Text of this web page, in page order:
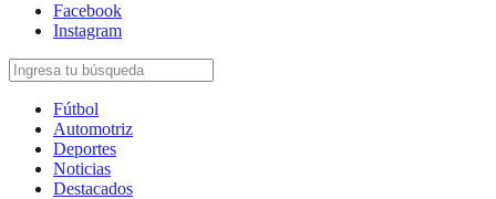
Facebook
Instagram
Fútbol
Automotriz
Deportes
Noticias
Destacados